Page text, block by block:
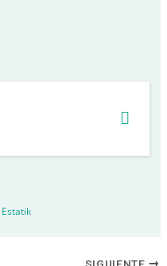
Estatik